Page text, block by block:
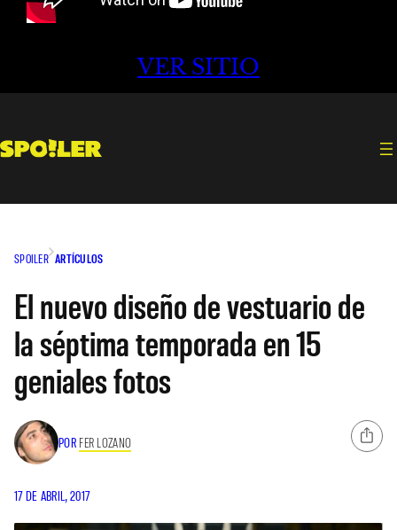
VER SITIO
SPOILER ARTÍCULOS
El nuevo diseño de vestuario de
la séptima temporada en 15
geniales fotos
POR FER LOZANO
17 DE ABRIL, 2017